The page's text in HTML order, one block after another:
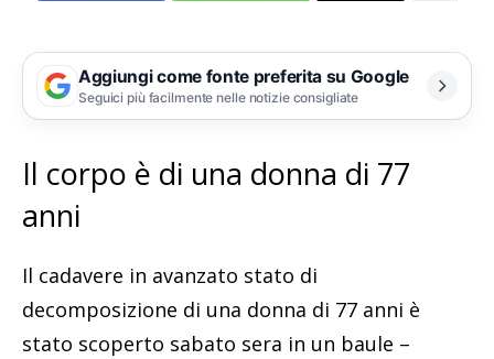
Aggiungi come fonte preferita su Google
Seguici più facilmente nelle notizie consigliate
Il corpo è di una donna di 77
anni
Il cadavere in avanzato stato di
decomposizione di una donna di 77 anni è
stato scoperto sabato sera in un baule –